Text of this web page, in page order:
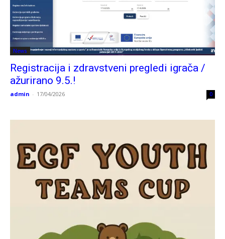
News
Registracija i zdravstveni pregledi igrača /
ažurirano 9.5.!
admin - 17/04/2026 0